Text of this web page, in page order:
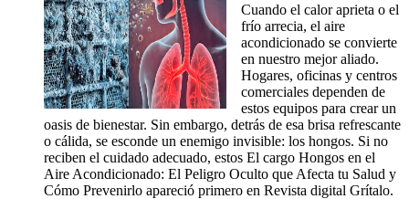
Cuando el calor aprieta o el
frío arrecia, el aire
acondicionado se convierte
en nuestro mejor aliado.
Hogares, oficinas y centros
comerciales dependen de
estos equipos para crear un
oasis de bienestar. Sin embargo, detrás de esa brisa refrescante
o cálida, se esconde un enemigo invisible: los hongos. Si no
reciben el cuidado adecuado, estos El cargo Hongos en el
Aire Acondicionado: El Peligro Oculto que Afecta tu Salud y
Cómo Prevenirlo apareció primero en Revista digital Grítalo.